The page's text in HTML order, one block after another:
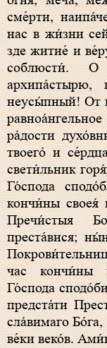
сме́рти,
нас в жи́зни
зде житие́ и
соблюсти́. О
архипа́стырю,
неусы́пный! От
ра́дости
твоего́ и
свети́льник
Го́спода
кончи́ны своея́
Пречи́стыя
преста́вися;
час кончи́ны
Го́спода
предста́ти
сла́вимаго
ве́ки веко́в.